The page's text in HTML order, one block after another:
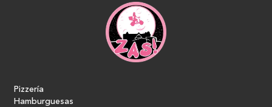
Pizzería
Hamburguesas